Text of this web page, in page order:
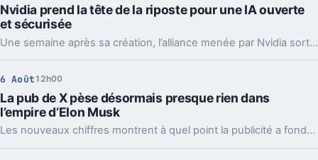
Nvidia prend la tête de la riposte pour une IA ouverte
et sécurisée
Une semaine après sa création, l’alliance menée par Nvidia sort déjà des propositions concrètes pour sécuriser l’IA ouverte. Et ce timing compte.
6 Août 12h00
La pub de X pèse désormais presque rien dans
l’empire d’Elon Musk
Les nouveaux chiffres montrent à quel point la publicité a fondu sur X depuis 2022. Et même en légère hausse sur un trimestre, elle pèse peu dans l’ensemble.